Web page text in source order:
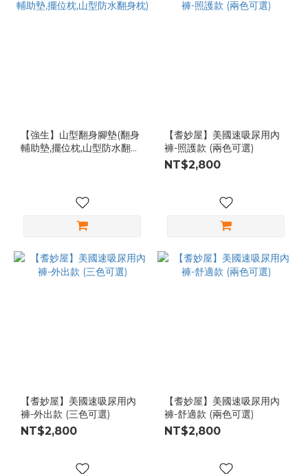
【強生】山型翻身腳墊(翻身
輔助墊,擺位枕,山型防水翻身
【耆妙屋】美國速吸尿用內
褲-照護款 (兩色可選)
NT$2,800
【耆妙屋】美國速吸尿用內
褲-外出款 (三色可選)
NT$2,800
【耆妙屋】美國速吸尿用內
褲-舒適款 (兩色可選)
NT$2,800